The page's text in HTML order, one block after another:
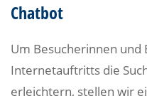
Chatbot
Um Besucherinnen und
Internetauftritts die
erleichtern, stellen wir